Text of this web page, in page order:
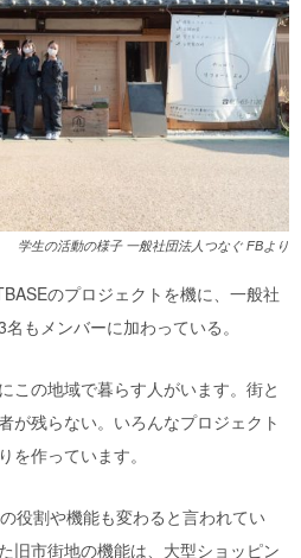
学生の活動の様子 一般社団法人つなぐ FBより
のプロジェクトを機に、一般社
もメンバーに加わっている。
この地域で暮らす人がいます。街と
が残らない。いろんなプロジェクト
を作っています。
役割や機能も変わると言われてい
旧市街地の機能は、大型ショッピン